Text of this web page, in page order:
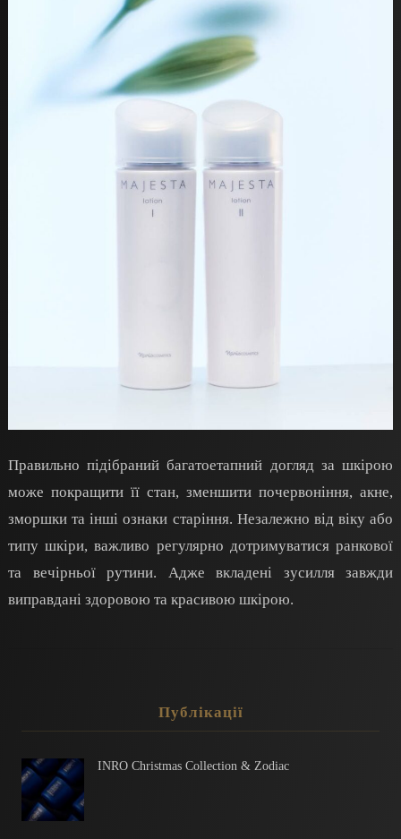
Правильно підібраний багатоетапний догляд за шкірою
може покращити її стан, зменшити почервоніння, акне,
зморшки та інші ознаки старіння. Незалежно від віку або
типу шкіри, важливо регулярно дотримуватися ранкової
та вечірньої рутини. Адже вкладені зусилля завжди
виправдані здоровою та красивою шкірою.
Публікації
INRO Christmas Collection & Zodiac